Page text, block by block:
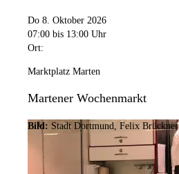
Do 8. Oktober 2026
07:00 bis 13:00 Uhr
Ort:
Marktplatz Marten
Martener Wochenmarkt
Bild: Stadt Dortmund, Felix Brückner